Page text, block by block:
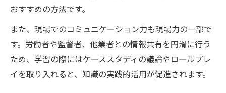
おすすめの方法です。
また、現場でのコミュニケーション力も現場力の一部で
す。労働者や監督者、他業者との情報共有を円滑に行う
ため、学習の際にはケーススタディの議論やロールプレ
イを取り入れると、知識の実践的活用が促進されます。